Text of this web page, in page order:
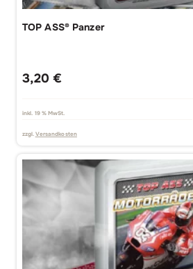
TOP ASS® Panzer
3,20 €
inkl. 19 % MwSt.
zzgl. Versandkosten